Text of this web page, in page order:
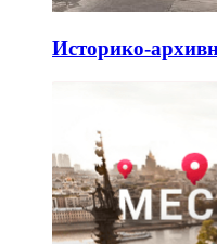
Историко-